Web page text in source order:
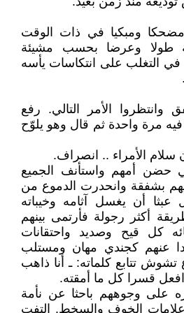
ومبكيا في ذات الوقت
طولا وعرضا بحسب مشيئة
في التغلب على انتكاسات يأسه
وانتظروا الأمر التالي. رفع
مرة واحدة ثم قال وهو يلوّح
الأمراء .. انصراف.
حضن أمهم واستأنف الجميع
بشفقة وانحدرت الدموع من
عبثا أن يغسل آثامه وخيباته
أكثر رجولة فأرتمى بينهم
كل قيح وصديد واحتقانات
عنهم كجندي مهان ومستلب
تشوش تتابع كلماته: ـ أنا ذاهب
قسرا كل ما أمقته.
على وجوههم باحثا عن نأمة
الخوف والسخط. التفت